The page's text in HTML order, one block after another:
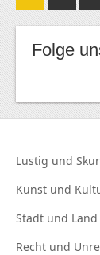
Folge
Lustig und
Kunst und
Stadt und Land
Recht und